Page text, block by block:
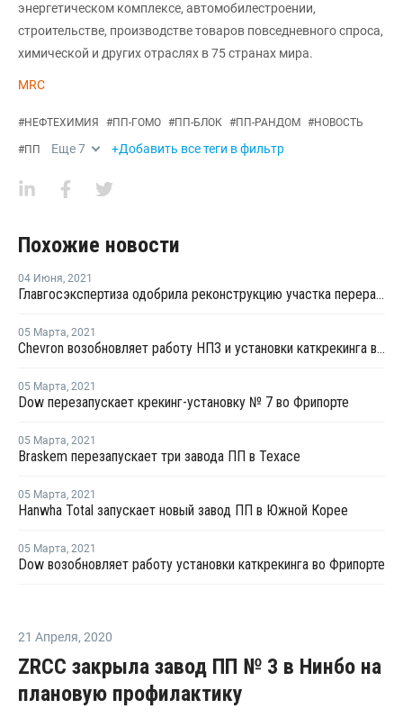
энергетическом комплексе, автомобилестроении,
строительстве, производстве товаров повседневного спроса,
химической и других отраслях в 75 странах мира.
MRC
#НЕФТЕХИМИЯ #ПП-ГОМО #ПП-БЛОК #ПП-РАНДОМ #НОВОСТЬ
#ПП Еще7 +Добавить все теги в фильтр
Похожие новости
04 Июня, 2021
Главгосэкспертиза одобрила реконструкцию участка переработки углеводородного сырья для полимеров на ЗапСибНефтехиме
05 Марта, 2021
Chevron возобновляет работу НПЗ и установки каткрекинга в Пасадене
05 Марта, 2021
Dow перезапускает крекинг-установку № 7 во Фрипорте
05 Марта, 2021
Braskem перезапускает три завода ПП в Техасе
05 Марта, 2021
Hanwha Total запускает новый завод ПП в Южной Корее
05 Марта, 2021
Dow возобновляет работу установки каткрекинга во Фрипорте
21 Апреля, 2020
ZRCC закрыла завод ПП № 3 в Нинбо на
плановую профилактику